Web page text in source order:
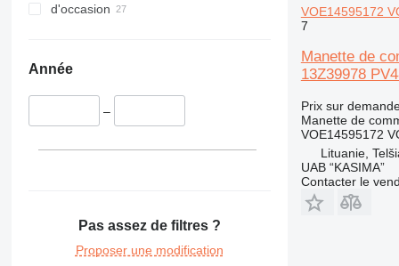
d'occasion
Année
–
Pas assez de filtres ?
Proposer une modification
VOE14595172
7
Manette de
13Z39978
Prix sur
Manette de
VOE14595172
Lituanie,
UAB “KASIMA”
Contacter le